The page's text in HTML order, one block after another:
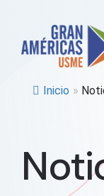
Inicio »